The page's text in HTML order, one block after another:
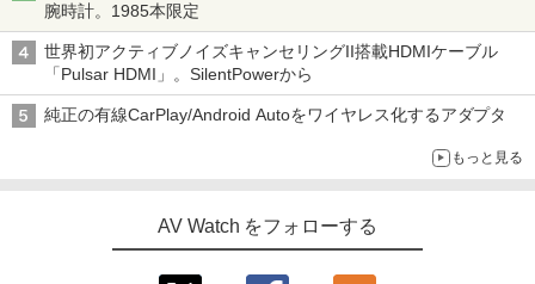
腕時計。1985本限定
世界初アクティブノイズキャンセリングII搭載HDMIケーブル
「Pulsar HDMI」。SilentPowerから
純正の有線CarPlay/Android Autoをワイヤレス化するアダプタ
もっと見る
AV Watch をフォローする